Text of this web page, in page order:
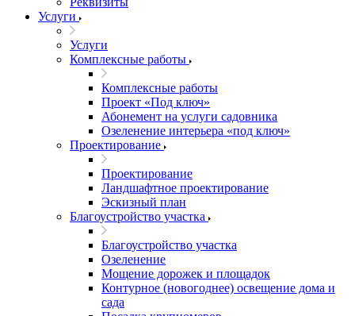
Услуги
Услуги
Комплексные работы
Комплексные работы
Проект «Под ключ»
Абонемент на услуги садовника
Озеленение интерьера «под ключ»
Проектирование
Проектирование
Ландшафтное проектирование
Эскизный план
Благоустройство участка
Благоустройство участка
Озеленение
Мощение дорожек и площадок
Контурное (новогоднее) освещение дома и
сада